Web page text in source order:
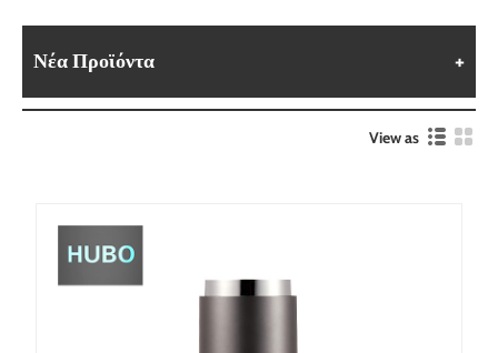
Νέα Προϊόντα
View as